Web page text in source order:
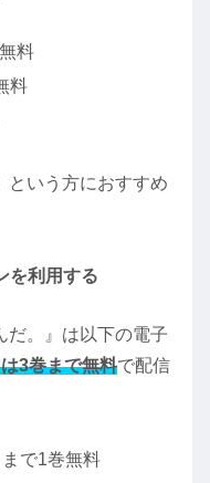
料
料
という方におすすめ
を利用する
だ。』は以下の電子
3巻まで無料で配信
で1巻無料